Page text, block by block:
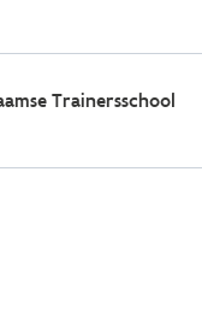
Trainersschool